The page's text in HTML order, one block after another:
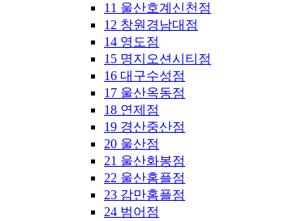
11 울산호계신천점
12 창원경남대점
14 영도점
15 명지오션시티점
16 대구수성점
17 울산옥동점
18 연제점
19 경산중산점
20 울산점
21 울산화봉점
22 울산홈플점
23 감만홈플점
24 범어점